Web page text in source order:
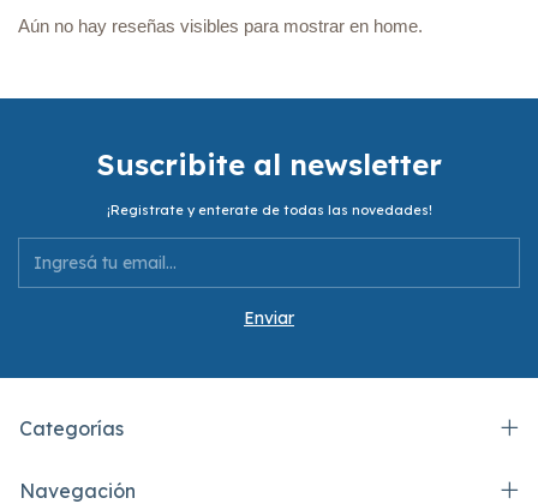
Aún no hay reseñas visibles para mostrar en home.
Suscribite al newsletter
¡Registrate y enterate de todas las novedades!
Categorías
Navegación